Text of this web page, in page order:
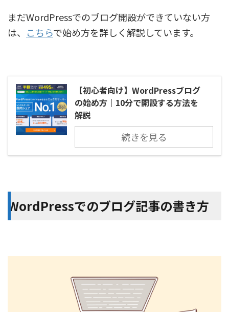
まだWordPressでのブログ開設ができていない方
は、
こちらで始め方を詳しく解説しています。
【初心者向け】WordPressブログ
の始め方｜10分で開設する方法を
解説
続きを見る
WordPressでのブログ記事の書き方